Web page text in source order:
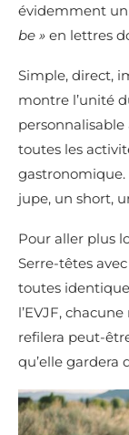
évidemment
be » en lettres
Simple, direct,
montre l’unité
personnalisable
toutes les
gastronomique.
jupe, un short,
Pour aller plus
Serre-têtes
toutes
l’EVJF,
refilera peut-
qu’elle